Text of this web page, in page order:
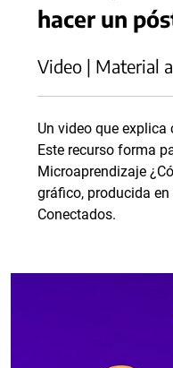
hacer un
Video | Material
Un video que
Este recurso forma
Microaprendizaje
gráfico, producida
Conectados.